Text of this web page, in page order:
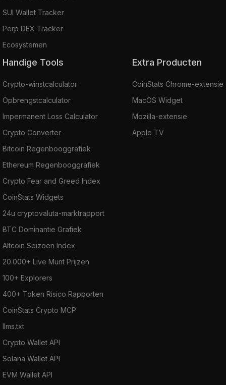
SUI Wallet Tracker
Perp DEX Tracker
Ecosystemen
Handige Tools
Crypto-winstcalculator
Opbrengstcalculator
Impermanent Loss Calculator
Crypto Converter
Bitcoin Regenbooggrafiek
Ethereum Regenbooggrafiek
Crypto Fear and Greed Index
CoinStats Widgets
24u cryptovaluta-marktrapport
BTC Dominantie Grafiek
Altcoin Seizoen Index
20.000+ Live Munt Prijzen
100+ Explorers
400+ Token Risico Rapporten
CoinStats Crypto MCP
llms.txt
Crypto Wallet API
Solana Wallet API
EVM Wallet API
Extra Producten
CoinStats Chrome-extensie
MacOS Widget
Mozilla-extensie
Apple TV